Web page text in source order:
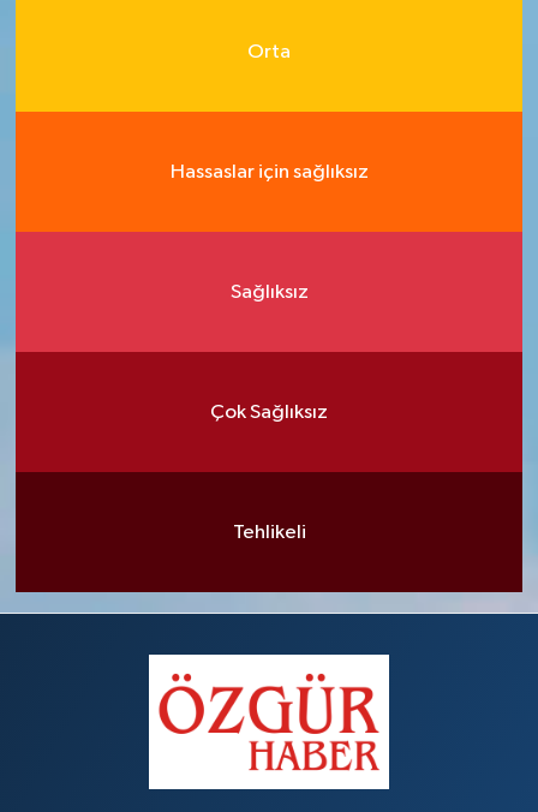
Orta
Hassaslar için sağlıksız
Sağlıksız
Çok Sağlıksız
Tehlikeli